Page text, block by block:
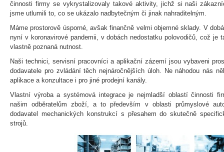
činnosti firmy se vykrystalizovaly takové aktivity, jichž si naši
jsme utlumili to, co se ukázalo nadbytečným či jinak nahraditelným.
Máme prostorově úsporné, avšak finančně velmi objemné sklady. V
nyní v koronavirové pandemii, v dobách nedostatku polovodičů, což je
vlastně poznaná nutnost.
Naši technici, servisní pracovníci a aplikační zázemí jsou vybaveni
dodavatele pro zvládání těch nejnáročnějších úloh. Ne náhodou nás
aplikace a konzultace i pro jiné prodejní kanály.
Vlastní výroba a systémová integrace je nejmladší oblastí činnosti
našim odběratelům zboží, a to především v oblasti průmyslové
dodavatel mechanických konstrukcí s přesahem do skutečně
strojů.